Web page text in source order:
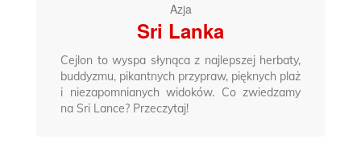
Azja
Sri Lanka
Cejlon to wyspa słynąca z najlepszej herbaty,
buddyzmu, pikantnych przypraw, pięknych plaż
i niezapomnianych widoków. Co zwiedzamy
na Sri Lance? Przeczytaj!